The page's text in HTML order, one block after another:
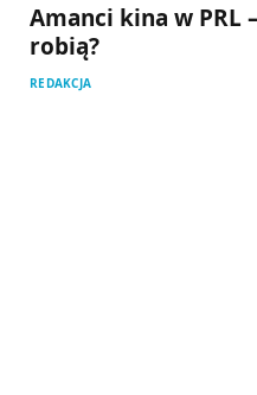
Amanci kina w PRL
robią?
REDAKCJA